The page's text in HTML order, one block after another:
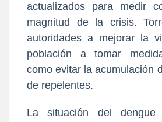
actualizados para medir
magnitud de la crisis.
autoridades a mejorar la
población a tomar
como evitar la acumulación
de repelentes.
La situación del dengue